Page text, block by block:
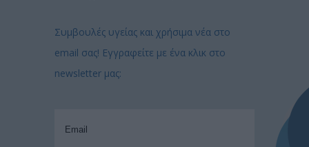
Συμβουλές υγείας και χρήσιμα νέα στο
email σας! Εγγραφείτε με ένα κλικ στο
newsletter μας: